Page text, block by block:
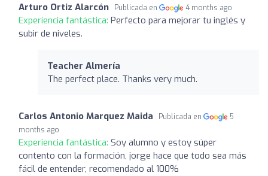
Arturo Ortiz Alarcón Publicada en 4 months ago
Experiencia fantástica: Perfecto para mejorar tu inglés y
subir de niveles.
Teacher Almería
The perfect place. Thanks very much.
Carlos Antonio Marquez Maida Publicada en
5
months ago
Experiencia fantástica: Soy alumno y estoy súper
contento con la formación, jorge hace que todo sea más
fácil de entender, recomendado al 100%